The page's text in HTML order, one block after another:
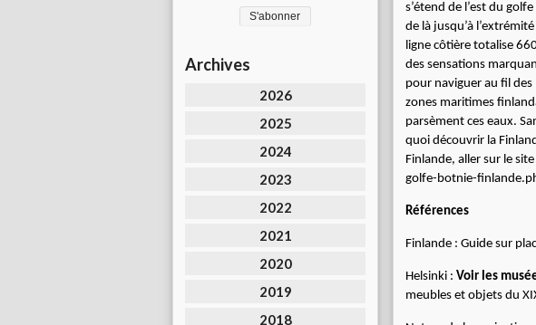
Archives
2026
2025
2024
2023
2022
2021
2020
2019
2018
s’étend de l’est du
de là jusqu’à
ligne côtière totalise
des sensations
pour naviguer au fil
zones maritimes
parsèment ces eaux.
quoi découvrir la
Finlande, aller sur le
golfe-botnie-
Références
Finlande : Guide sur
Helsinki : Voir les
meubles et objets du